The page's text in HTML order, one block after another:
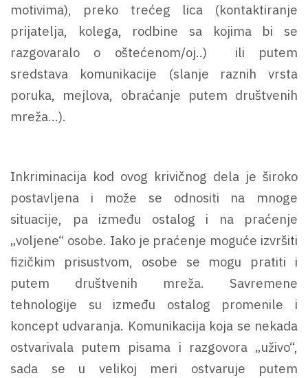
motivima), preko trećeg lica (kontaktiranje
prijatelja, kolega, rodbine sa kojima bi se
razgovaralo o oštećenom/oj..) ili putem
sredstava komunikacije (slanje raznih vrsta
poruka, mejlova, obraćanje putem društvenih
mreža...).
Inkriminacija kod ovog krivičnog dela je široko
postavljena i može se odnositi na mnoge
situacije, pa između ostalog i na praćenje
„voljene“ osobe. Iako je praćenje moguće izvršiti
fizičkim prisustvom, osobe se mogu pratiti i
putem društvenih mreža. Savremene
tehnologije su između ostalog promenile i
koncept udvaranja. Komunikacija koja se nekada
ostvarivala putem pisama i razgovora „uživo“,
sada se u velikoj meri ostvaruje putem